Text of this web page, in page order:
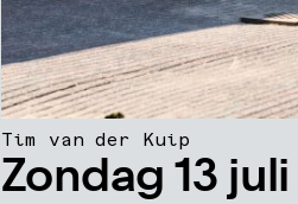
Tim van der Kuip
Zondag 13 juli